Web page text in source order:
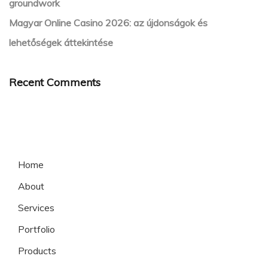
groundwork
Magyar Online Casino 2026: az újdonságok és
lehetőségek áttekintése
Recent Comments
Home
About
Services
Portfolio
Products